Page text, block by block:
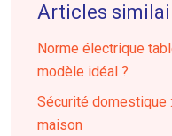
Articles
Norme électrique
modèle idéal ?
Sécurité domestique
maison